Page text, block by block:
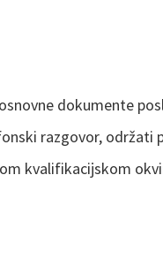
dokumente
razgovor, održati
kvalifikacijskom